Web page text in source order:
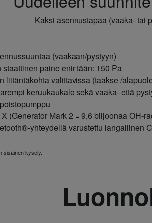
Kaksi asennustapaa (vaaka- tai
(vaakaan/pystyyn)
staattinen paine enintään: 150 Pa
liitäntäkohta valittavissa (taakse /
keruukaukalo sekä vaaka- että
(Generator Mark 2 = 9,6 biljoonaa OH-
yhteydellä varustettu langallinen
sisäinen kysely.